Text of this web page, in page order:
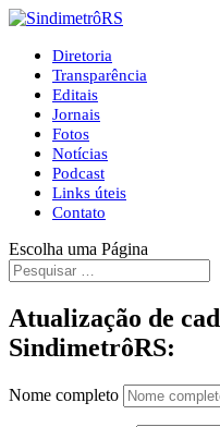
Diretoria
Transparência
Editais
Jornais
Fotos
Notícias
Podcast
Links úteis
Contato
Escolha uma Página
Atualização de
SindimetrôRS:
Nome completo